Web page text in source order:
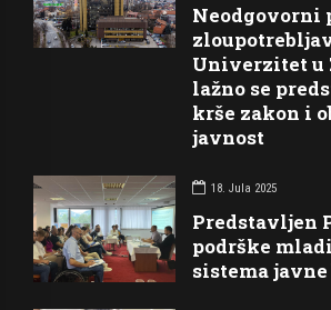
Neodgovorni
Univerzitet u
lažno se
krše zakon i
javnost
18. Jula 2025
Predstavljen
podrške
sistema